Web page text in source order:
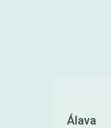
Álava